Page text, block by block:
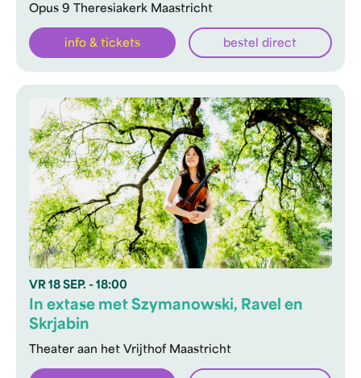
Opus 9 Theresiakerk Maastricht
info & tickets bestel direct
VR 18 SEP. - 18:00
Theater aan het Vrijthof Maastricht
In extase met Szymanowski, Ravel en
Skrjabin